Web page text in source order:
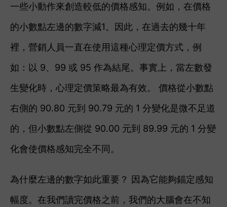
一些小動作來創造較低的價格感知。例如，在價格
的小數點左邊的數字減1。因此， 在過去的幾十年
裡，營銷人員一直在使用這種心理定價方式，例
如：以 9、99 或 95 作為結尾。事實上，當左數發
生變化時，心理定價策略最為有效。 價格從小數點
右側的 90.80 元到 90.79 元的 1 分變化是微不足道
的，但小數點左側從 90.00 元到 89.99 元的 1 分變
化會使價格感知完全不同。
為什麼左邊的數字如此重要？ 因為它能夠錨定感知
幅度。 在我們讀完價格之前，我們的大腦會在不知